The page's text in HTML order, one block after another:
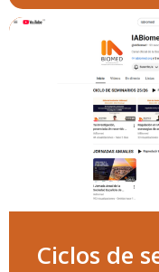
Ciclos de